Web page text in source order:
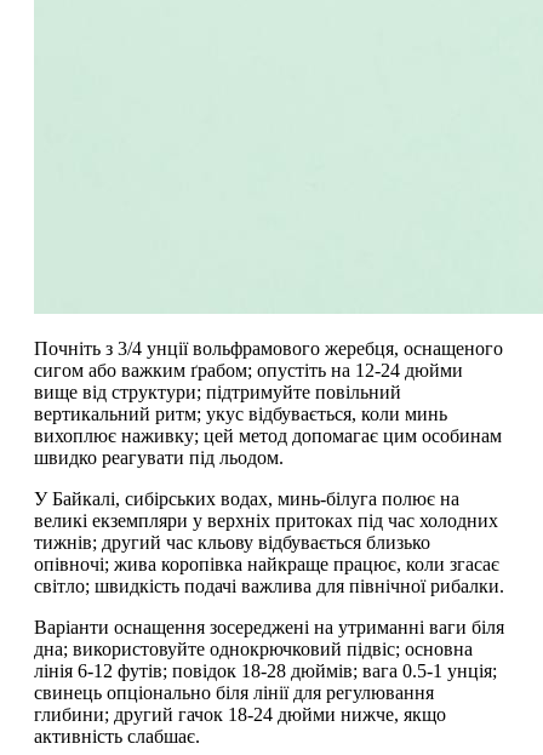
Почніть з 3/4 унції вольфрамового жеребця, оснащеного
сигом або важким ґрабом; опустіть на 12-24 дюйми
вище від структури; підтримуйте повільний
вертикальний ритм; укус відбувається, коли минь
вихоплює наживку; цей метод допомагає цим особинам
швидко реагувати під льодом.
У Байкалі, сибірських водах, минь-білуга полює на
великі екземпляри у верхніх притоках під час холодних
тижнів; другий час кльову відбувається близько
опівночі; жива коропівка найкраще працює, коли згасає
світло; швидкість подачі важлива для північної рибалки.
Варіанти оснащення зосереджені на утриманні ваги біля
дна; використовуйте однокрючковий підвіс; основна
лінія 6-12 футів; повідок 18-28 дюймів; вага 0.5-1 унція;
свинець опціонально біля лінії для регулювання
глибини; другий гачок 18-24 дюйми нижче, якщо
активність слабшає.